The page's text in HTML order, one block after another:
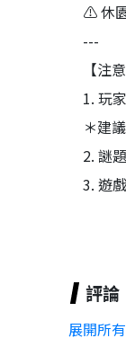
⚠️ 休
---
【注
1. 玩
＊建
2. 謎
3. 遊
評論
展開所